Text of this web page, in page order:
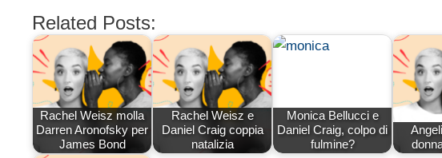
Related Posts:
Rachel Weisz molla
Darren Aronofsky per
James Bond
Rachel Weisz e
Daniel Craig coppia
natalizia
Monica Bellucci e
Daniel Craig, colpo di
fulmine?